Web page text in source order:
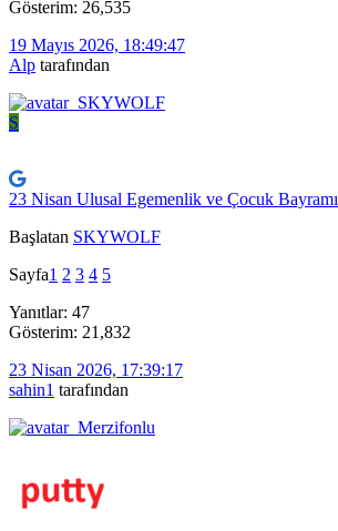
Gösterim: 26,535
19 Mayıs 2026, 18:49:47
Alp tarafından
S
23 Nisan Ulusal Egemenlik ve Çocuk Bayramı
Başlatan SKYWOLF
Sayfa1 2 3 4 5
Yanıtlar: 47
Gösterim: 21,832
23 Nisan 2026, 17:39:17
sahin1 tarafından